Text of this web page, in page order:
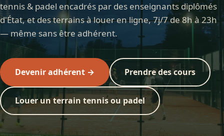
tennis & padel encadrés par des enseignants diplômés
d'État, et des terrains à louer en ligne, 7j/7 de 8h à 23h
— même sans être adhérent.
Devenir adhérent → Prendre des cours
Louer un terrain tennis ou padel